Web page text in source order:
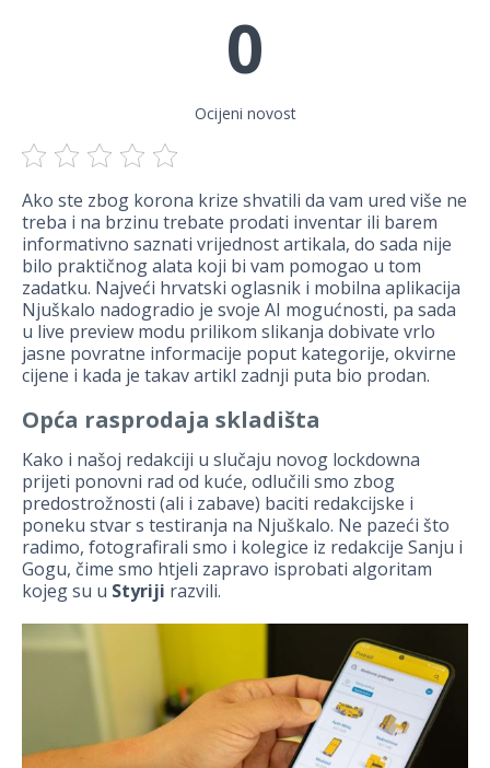
0
Ocijeni novost
Ako ste zbog korona krize shvatili da vam ured više ne
treba i na brzinu trebate prodati inventar ili barem
informativno saznati vrijednost artikala, do sada nije
bilo praktičnog alata koji bi vam pomogao u tom
zadatku. Najveći hrvatski oglasnik i mobilna aplikacija
Njuškalo nadogradio je svoje AI mogućnosti, pa sada
u live preview modu prilikom slikanja dobivate vrlo
jasne povratne informacije poput kategorije, okvirne
cijene i kada je takav artikl zadnji puta bio prodan.
Opća rasprodaja skladišta
Kako i našoj redakciji u slučaju novog lockdowna
prijeti ponovni rad od kuće, odlučili smo zbog
predostrožnosti (ali i zabave) baciti redakcijske i
poneku stvar s testiranja na Njuškalo. Ne pazeći što
radimo, fotografirali smo i kolegice iz redakcije Sanju i
Gogu, čime smo htjeli zapravo isprobati algoritam
kojeg su u Styriji razvili.